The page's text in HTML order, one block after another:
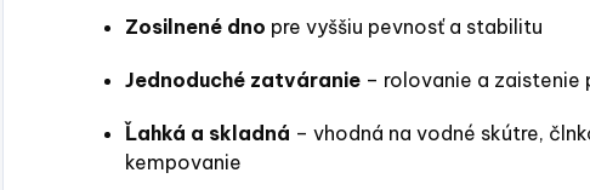
Zosilnené dno pre vyššiu pevnosť a stabilitu
Jednoduché zatváranie – rolovanie a zaistenie
Ľahká a skladná – vhodná na vodné skútre,
kempovanie